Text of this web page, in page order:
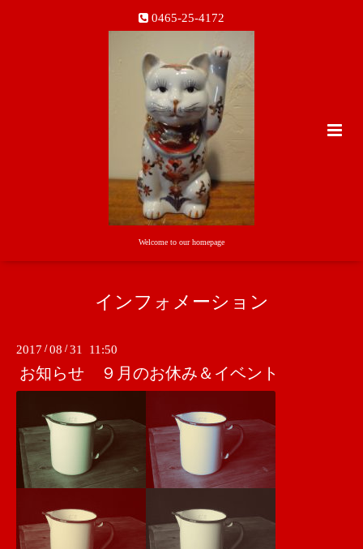
0465-25-4172
Welcome to our homepage
インフォメーション
2017 /08 /31 11:50
お知らせ ９月のお休み＆イベント